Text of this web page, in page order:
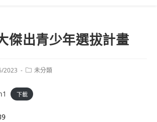
傑出青少年選拔計畫
2023
Post未分類
下載